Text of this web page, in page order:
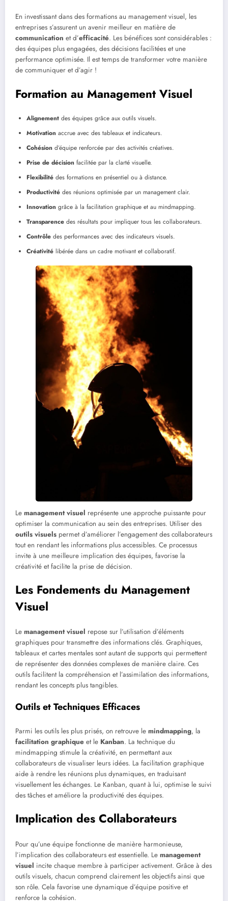
En investissant dans des formations au management visuel, les
entreprises s’assurent un avenir meilleur en matière de
communication et d’efficacité. Les bénéfices sont considérables :
des équipes plus engagées, des décisions facilitées et une
performance optimisée. Il est temps de transformer votre manière
de communiquer et d’agir !
Formation au Management Visuel
Alignement des équipes grâce aux outils visuels.
Motivation accrue avec des tableaux et indicateurs.
Cohésion d’équipe renforcée par des activités créatives.
Prise de décision facilitée par la clarté visuelle.
Flexibilité des formations en présentiel ou à distance.
Productivité des réunions optimisée par un management clair.
Innovation grâce à la facilitation graphique et au mindmapping.
Transparence des résultats pour impliquer tous les collaborateurs.
Contrôle des performances avec des indicateurs visuels.
Créativité libérée dans un cadre motivant et collaboratif.
Le management visuel représente une approche puissante pour
optimiser la communication au sein des entreprises. Utiliser des
outils visuels permet d’améliorer l’engagement des collaborateurs
tout en rendant les informations plus accessibles. Ce processus
invite à une meilleure implication des équipes, favorise la
créativité et facilite la prise de décision.
Les Fondements du Management
Visuel
Le management visuel repose sur l’utilisation d’éléments
graphiques pour transmettre des informations clés. Graphiques,
tableaux et cartes mentales sont autant de supports qui permettent
de représenter des données complexes de manière claire. Ces
outils facilitent la compréhension et l’assimilation des informations,
rendant les concepts plus tangibles.
Outils et Techniques Efficaces
Parmi les outils les plus prisés, on retrouve le mindmapping, la
facilitation graphique et le Kanban. La technique du
mindmapping stimule la créativité, en permettant aux
collaborateurs de visualiser leurs idées. La facilitation graphique
aide à rendre les réunions plus dynamiques, en traduisant
visuellement les échanges. Le Kanban, quant à lui, optimise le suivi
des tâches et améliore la productivité des équipes.
Implication des Collaborateurs
Pour qu’une équipe fonctionne de manière harmonieuse,
l’implication des collaborateurs est essentielle. Le management
visuel incite chaque membre à participer activement. Grâce à des
outils visuels, chacun comprend clairement les objectifs ainsi que
son rôle. Cela favorise une dynamique d’équipe positive et
renforce la cohésion.